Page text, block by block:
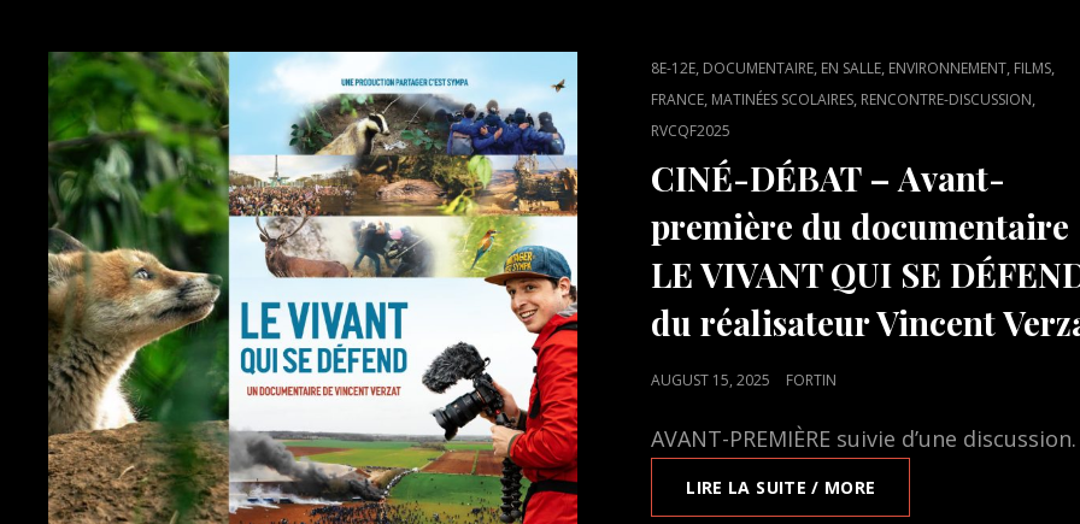
CAT
LINKS
8E-12E, DOCUMENTAIRE, EN SALLE, ENVIRONNEMENT, FILMS,
FRANCE, MATINÉES SCOLAIRES, RENCONTRE-DISCUSSION,
RVCQF2025
CINÉ-DÉBAT – Avant-
première du documentaire
LE VIVANT QUI SE
du réalisateur Vincent
POSTED
AUGUST 15, 2025 FORTIN
AVANT-PREMIÈRE suivie d’une
LIRE LA SUITE / MORE
DÉBAT